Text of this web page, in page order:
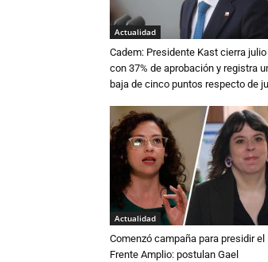
Actualidad
Cadem: Presidente Kast cierra julio
con 37% de aprobación y registra
baja de cinco puntos respecto de
Actualidad
Comenzó campaña para presidir el
Frente Amplio: postulan Gael